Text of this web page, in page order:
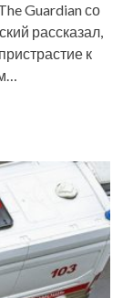
Guardian со
рассказал,
к